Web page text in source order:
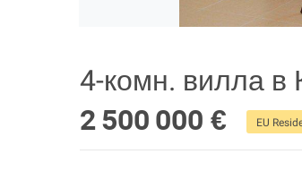
4-комн. вилла в
2 500 000 €
EU